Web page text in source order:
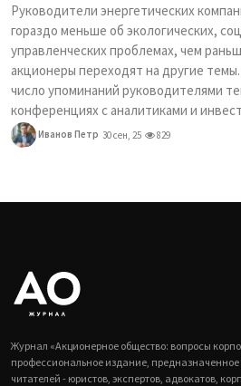
Руководители энергетических
гораздо меньше об экологических,
управленческих проблемах, чем
акционеры переходят на другие
число упоминаний руководителями
конференциях с аналитиками и
Иванов Петр 30 сен, 25 829
Журнал «Акционерное общество: вопросы
профессиональное издание, предназначенное
читателей - юристов, экспертов, адвокатов,